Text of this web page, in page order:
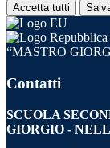
Accetta tutti
“MASTRO
Contatti
SCUOLA
GIORGIO -